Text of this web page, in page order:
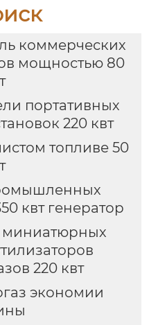
коммерческих
мощностью 80
портативных
220 квт
топливе 50
квт генератор
миниатюрных
220 квт
экономии